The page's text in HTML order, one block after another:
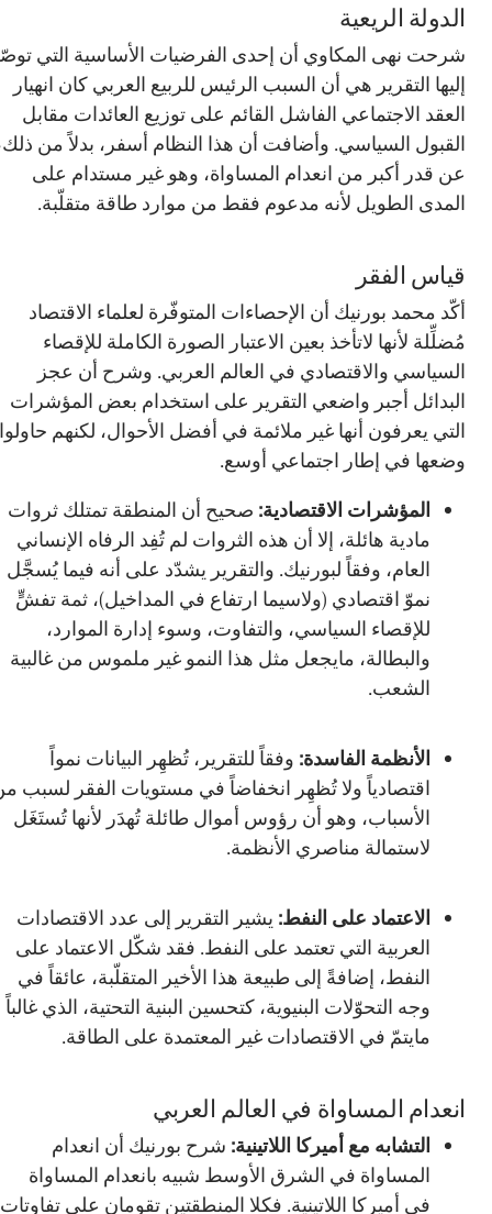
الدولة الريعية
شرحت نهى المكاوي أن إحدى الفرضيات الأساسية التي توصّل
إليها التقرير هي أن السبب الرئيس للربيع العربي كان انهيار
العقد الاجتماعي الفاشل القائم على توزيع العائدات مقابل
القبول السياسي. وأضافت أن هذا النظام أسفر، بدلاً من ذلك،
عن قدر أكبر من انعدام المساواة، وهو غير مستدام على
المدى الطويل لأنه مدعوم فقط من موارد طاقة متقلّبة.
قياس الفقر
أكّد محمد بورنيك أن الإحصاءات المتوفّرة لعلماء الاقتصاد
مُضلِّلة لأنها لاتأخذ بعين الاعتبار الصورة الكاملة للإقصاء
السياسي والاقتصادي في العالم العربي. وشرح أن عجز
البدائل أجبر واضعي التقرير على استخدام بعض المؤشرات
التي يعرفون أنها غير ملائمة في أفضل الأحوال، لكنهم حاولوا
وضعها في إطار اجتماعي أوسع.
المؤشرات الاقتصادية:صحيح أن المنطقة تمتلك ثروات
مادية هائلة، إلا أن هذه الثروات لم تُفِد الرفاه الإنساني
العام، وفقاً لبورنيك. والتقرير يشدّد على أنه فيما يُسجَّل
نموّ اقتصادي (ولاسيما ارتفاع في المداخيل)، ثمة تفشٍّ
للإقصاء السياسي، والتفاوت، وسوء إدارة الموارد،
والبطالة، مايجعل مثل هذا النمو غير ملموس من غالبية
الشعب.
الأنظمة الفاسدة:وفقاً للتقرير، تُظهِر البيانات نمواً
اقتصادياً ولا تُظهِر انخفاضاً في مستويات الفقر لسبب من
الأسباب، وهو أن رؤوس أموال طائلة تُهدَر لأنها تُستَغَل
لاستمالة مناصري الأنظمة.
الاعتماد على النفط:يشير التقرير إلى عدد الاقتصادات
العربية التي تعتمد على النفط. فقد شكّل الاعتماد على
النفط، إضافةً إلى طبيعة هذا الأخير المتقلّبة، عائقاً في
وجه التحوّلات البنيوية، كتحسين البنية التحتية، الذي غالباً
مايتمّ في الاقتصادات غير المعتمدة على الطاقة.
انعدام المساواة في العالم العربي
التشابه مع أميركا اللاتينية:شرح بورنيك أن انعدام
المساواة في الشرق الأوسط شبيه بانعدام المساواة
في أميركا اللاتينية. فكلا المنطقتين تقومان على تفاوتات